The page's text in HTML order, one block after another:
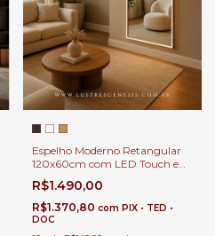
Espelho Moderno Retangular
120x60cm com LED Touch e
Perfil com Lente de Acrílico
Para Banheiro, Penteadeira,
Salão de Beleza e Lojas
R$1.490,00
R$1.370,80 com PIX • TED •
DOC